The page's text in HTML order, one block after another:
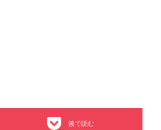
後で読む